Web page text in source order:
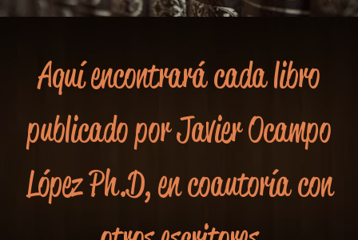
Aquí encontrará cada libro
publicado por Javier Ocampo
López Ph.D, en coautoría con